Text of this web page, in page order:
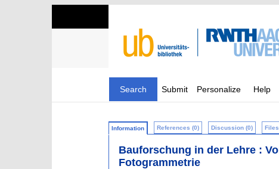
Search Submit Personalize Help
Information References (0) Discussion (0) Files
Bauforschung in der Lehre :
Fotogrammetrie